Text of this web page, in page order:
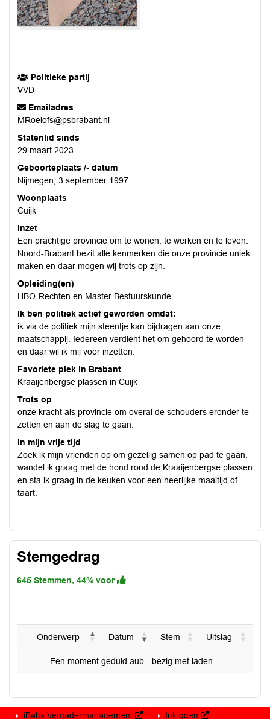
Politieke partij
VVD
Emailadres
MRoelofs@psbrabant.nl
Statenlid sinds
29 maart 2023
Geboorteplaats /- datum
Nijmegen, 3 september 1997
Woonplaats
Cuijk
Inzet
Een prachtige provincie om te wonen, te werken en te leven.
Noord-Brabant bezit alle kenmerken die onze provincie uniek
maken en daar mogen wij trots op zijn.
Opleiding(en)
HBO-Rechten en Master Bestuurskunde
Ik ben politiek actief geworden omdat:
ik via de politiek mijn steentje kan bijdragen aan onze
maatschappij. Iedereen verdient het om gehoord te worden
en daar wil ik mij voor inzetten.
Favoriete plek in Brabant
Kraaijenbergse plassen in Cuijk
Trots op
onze kracht als provincie om overal de schouders eronder te
zetten en aan de slag te gaan.
In mijn vrije tijd
Zoek ik mijn vrienden op om gezellig samen op pad te gaan,
wandel ik graag met de hond rond de Kraaijenbergse plassen
en sta ik graag in de keuken voor een heerlijke maaltijd of
taart.
Stemgedrag
645 Stemmen, 44% voor
Onderwerp Datum Stem Uitslag
Een moment geduld aub - bezig met laden...
iBabs Vergadermanagement Inloggen